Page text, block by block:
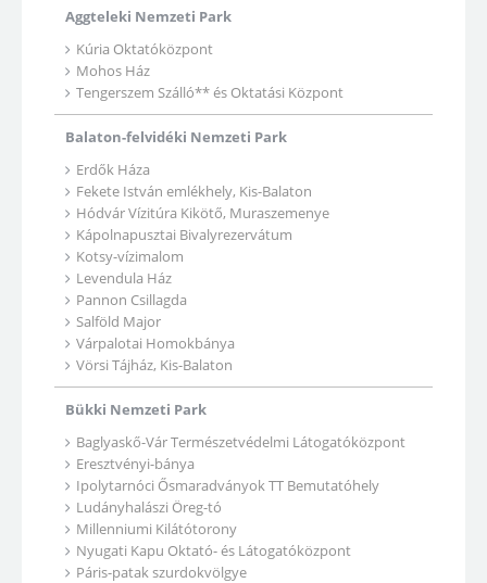
Aggteleki Nemzeti Park
Kúria Oktatóközpont
Mohos Ház
Tengerszem Szálló** és Oktatási Központ
Balaton-felvidéki Nemzeti Park
Erdők Háza
Fekete István emlékhely, Kis-Balaton
Hódvár Vízitúra Kikötő, Muraszemenye
Kápolnapusztai Bivalyrezervátum
Kotsy-vízimalom
Levendula Ház
Pannon Csillagda
Salföld Major
Várpalotai Homokbánya
Vörsi Tájház, Kis-Balaton
Bükki Nemzeti Park
Baglyaskő-Vár Természetvédelmi Látogatóközpont
Eresztvényi-bánya
Ipolytarnóci Ősmaradványok TT Bemutatóhely
Ludányhalászi Öreg-tó
Millenniumi Kilátótorony
Nyugati Kapu Oktató- és Látogatóközpont
Páris-patak szurdokvölgye